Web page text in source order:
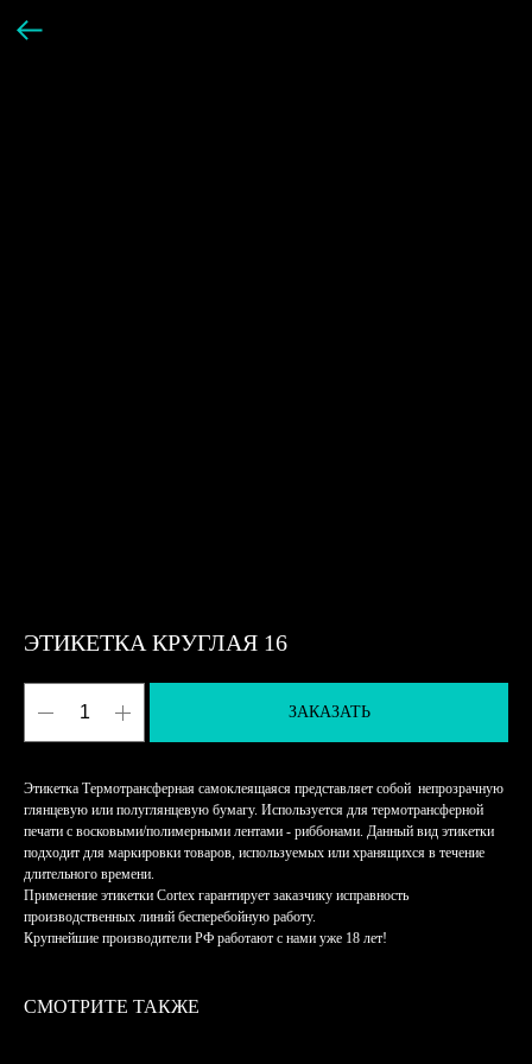
ЭТИКЕТКА КРУГЛАЯ 16
ЗАКАЗАТЬ
Этикетка Термотрансферная самоклеящаяся представляет собой непрозрачную
глянцевую или полуглянцевую бумагу. Используется для термотрансферной
печати с восковыми/полимерными лентами - риббонами. Данный вид этикетки
подходит для маркировки товаров, используемых или хранящихся в течение
длительного времени.
Применение этикетки Cortex гарантирует заказчику исправность
производственных линий бесперебойную работу.
Крупнейшие производители РФ работают с нами уже 18 лет!
СМОТРИТЕ ТАКЖЕ